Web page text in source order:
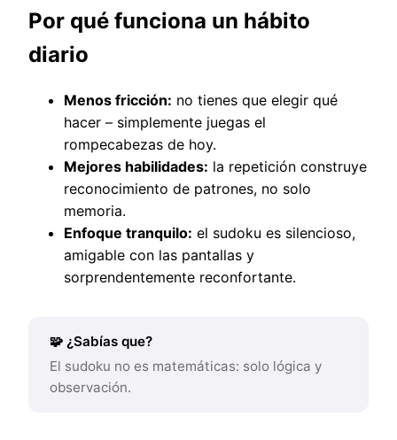
Por qué funciona un hábito
diario
Menos fricción: no tienes que elegir qué
hacer – simplemente juegas el
rompecabezas de hoy.
Mejores habilidades: la repetición construye
reconocimiento de patrones, no solo
memoria.
Enfoque tranquilo: el sudoku es silencioso,
amigable con las pantallas y
sorprendentemente reconfortante.
🧩 ¿Sabías que?
El sudoku no es matemáticas: solo lógica y
observación.